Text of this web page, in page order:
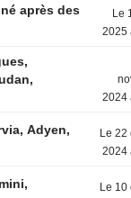
après des
Le
2025
2024
Adyen,
Le 22
2024
Le 10